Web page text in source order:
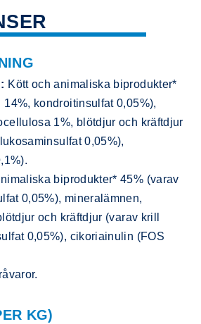
Kött och animaliska biprodukter*
kondroitinsulfat 0,05%),
1%, blötdjur och kräftdjur
0,05%),
biprodukter* 45% (varav
0,05%), mineralämnen,
och kräftdjur (varav krill
0,05%), cikoriainulin (FOS
KG)